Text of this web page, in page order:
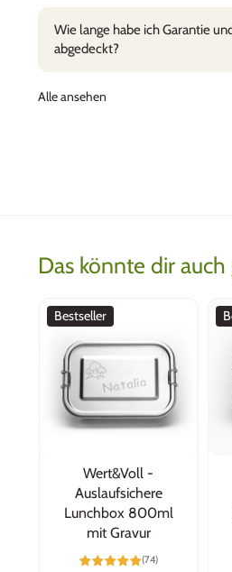
Wie lange habe ich Garantie
abgedeckt?
Alle ansehen
Das könnte dir
Bestseller
Wert&Voll -
Auslaufsichere
Lunchbox 800ml
mit Gravur
(74)